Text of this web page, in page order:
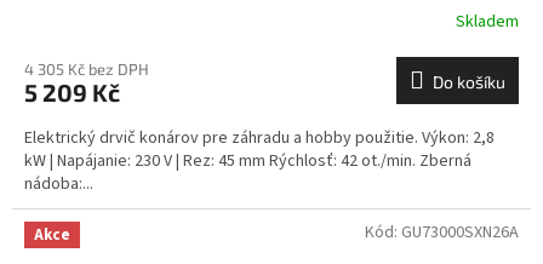
Skladem
4 305 Kč bez DPH
5 209 Kč Do košíku
Elektrický drvič konárov pre záhradu a hobby použitie. Výkon: 2,8
kW | Napájanie: 230 V | Rez: 45 mm Rýchlosť: 42 ot./min. Zberná
nádoba:...
Akce Kód: GU73000SXN26A